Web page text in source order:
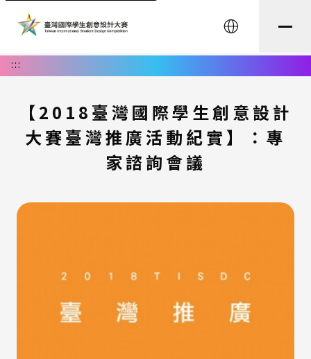
English
:::
【2018臺灣國際學生創意設計
大賽臺灣推廣活動紀實】：專
家諮詢會議